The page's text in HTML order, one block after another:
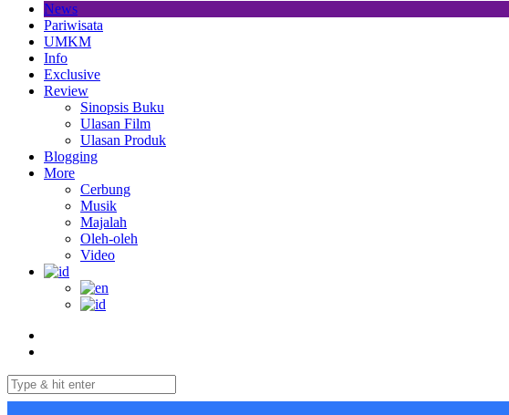
News
Pariwisata
UMKM
Info
Exclusive
Review
Sinopsis Buku
Ulasan Film
Ulasan Produk
Blogging
More
Cerbung
Musik
Majalah
Oleh-oleh
Video